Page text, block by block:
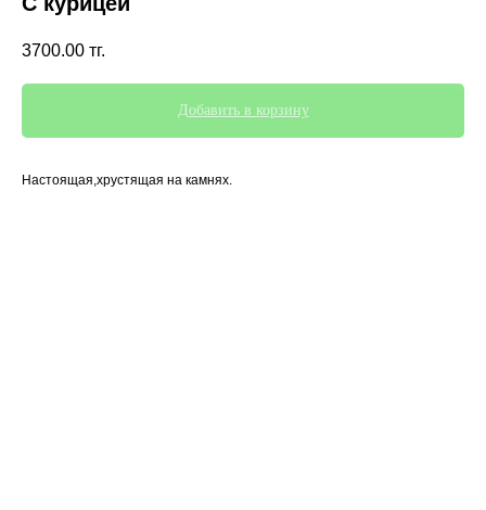
3700.00 тг.
Добавить в корзину
Настоящая,хрустящая на камнях.